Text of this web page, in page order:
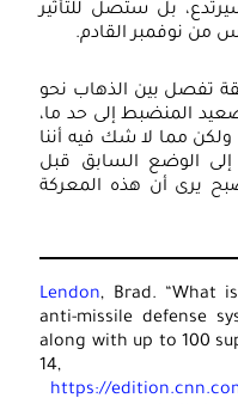
ستصل للتأثير
القادم.
بين الذهاب نحو
إلى حد ما،
لا شك فيه أننا
السابق قبل
أن هذه المعركة
, Brad.
anti-missile
along with up to
https://